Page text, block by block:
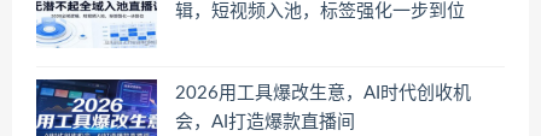
辑，短视频入池，标签强化一步到位
2026用工具爆改生意，AI时代创收机
会，AI打造爆款直播间